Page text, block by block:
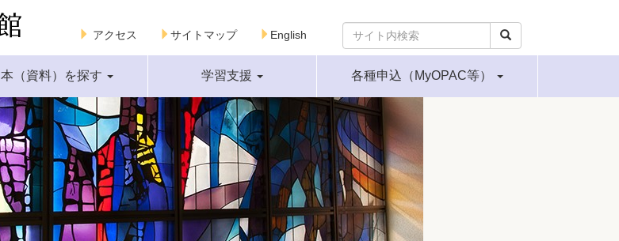
アクセス サイトマップ English
本（資料）を探す 学習支援 各種申込（MyOPAC等）